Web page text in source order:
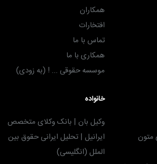
همکاران
افتخارات
تماس با ما
همکاری با ما
موسسه حقوقی ... ! (به زودی)
متون
خانواده
وکیل بان | بانک وکلای متخصص
ایرانیل | تحلیل ایرانی حقوق بین
الملل (انگلیسی)